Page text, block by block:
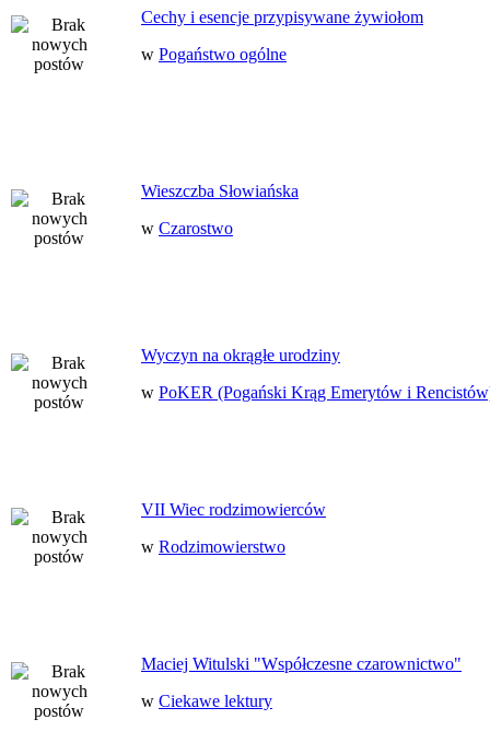
Cechy i esencje przypisywane żywiołom
w Pogaństwo ogólne
Wieszczba Słowiańska
w Czarostwo
Wyczyn na okrągłe urodziny
w PoKER (Pogański Krąg Emerytów i
VII Wiec rodzimowierców
w Rodzimowierstwo
Maciej Witulski "Współczesne czarownictwo"
w Ciekawe lektury